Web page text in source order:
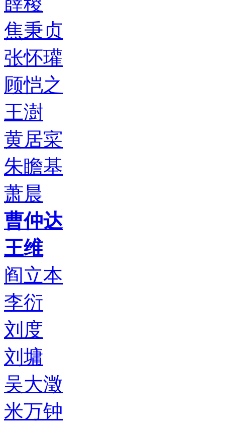
焦秉贞
张怀瓘
顾恺之
王澍
黄居寀
朱瞻基
萧晨
曹仲达
王维
阎立本
李衍
刘度
刘墉
吴大澂
米万钟